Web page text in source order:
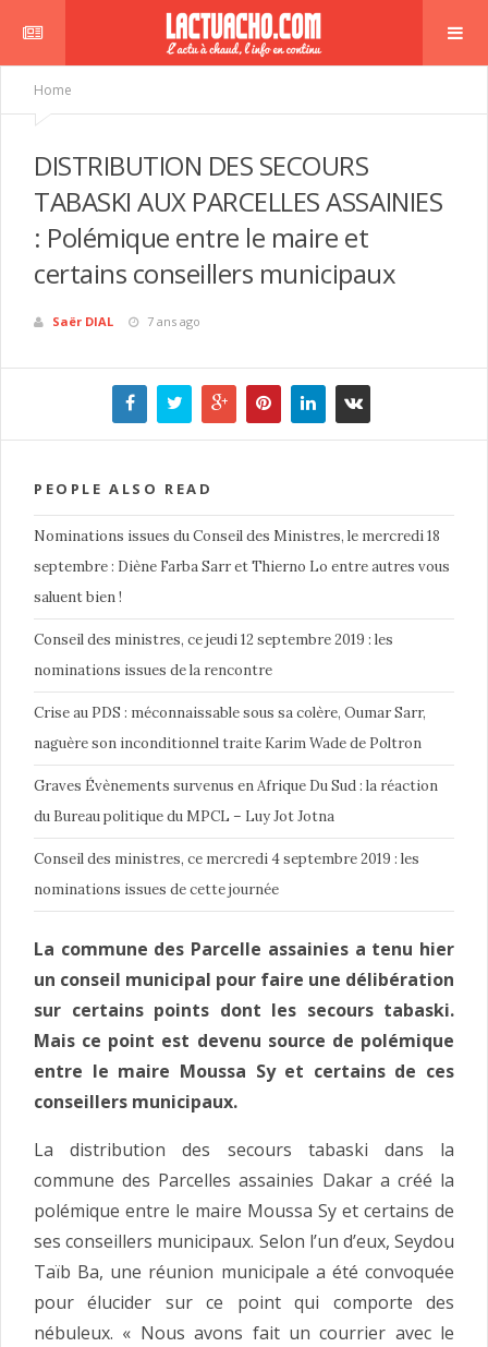
Home
DISTRIBUTION DES SECOURS
TABASKI AUX PARCELLES ASSAINIES
: Polémique entre le maire et
certains conseillers municipaux
Saër DIAL 7 ans ago
PEOPLE ALSO READ
Nominations issues du Conseil des Ministres, le mercredi 18
septembre : Diène Farba Sarr et Thierno Lo entre autres vous
saluent bien !
Conseil des ministres, ce jeudi 12 septembre 2019 : les
nominations issues de la rencontre
Crise au PDS : méconnaissable sous sa colère, Oumar Sarr,
naguère son inconditionnel traite Karim Wade de Poltron
Graves Évènements survenus en Afrique Du Sud : la réaction
du Bureau politique du MPCL – Luy Jot Jotna
Conseil des ministres, ce mercredi 4 septembre 2019 : les
nominations issues de cette journée
La commune des Parcelle assainies a tenu hier
un conseil municipal pour faire une délibération
sur certains points dont les secours tabaski.
Mais ce point est devenu source de polémique
entre le maire Moussa Sy et certains de ces
conseillers municipaux.
La distribution des secours tabaski dans la
commune des Parcelles assainies Dakar a créé la
polémique entre le maire Moussa Sy et certains de
ses conseillers municipaux. Selon l’un d’eux, Seydou
Taïb Ba, une réunion municipale a été convoquée
pour élucider sur ce point qui comporte des
nébuleux. « Nous avons fait un courrier avec le